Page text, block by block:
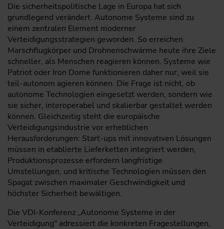
Die sicherheitspolitische Lage in Europa hat sich
grundlegend verändert. Autonome Systeme sind zu
einem zentralen Element moderner
Verteidigungsstrategien geworden. So erreichen
Marschflugkörper und Drohnenschwärme heute ihre Ziele
schneller, als Menschen reagieren können. Systeme wie
Patriot oder Iron Dome funktionieren daher nur, weil sie
teil-autonom agieren können. Die Frage ist nicht, ob
autonome Technologien eingesetzt werden, sondern wie
sie sicher, interoperabel und skalierbar gestaltet werden
können. Gleichzeitig steht die europäische
Verteidigungsindustrie vor erheblichen
Herausforderungen: Start-ups mit innovativen Lösungen
müssen in etablierte Lieferketten integriert werden,
Produktionsprozesse erfordern langfristige
Umstellungen, und kritische Technologien müssen den
Spagat zwischen maximaler Geschwindigkeit und
höchster Sicherheit bewältigen.
Die VDI-Konferenz „Autonome Systeme in der
Verteidigung" adressiert die konkreten Fragestellungen,